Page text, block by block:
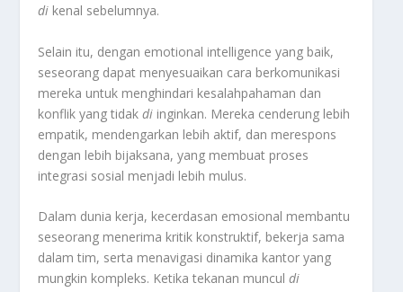
di kenal sebelumnya.
Selain itu, dengan emotional intelligence yang baik,
seseorang dapat menyesuaikan cara berkomunikasi
mereka untuk menghindari kesalahpahaman dan
konflik yang tidakdi inginkan. Mereka cenderung lebih
empatik, mendengarkan lebih aktif, dan merespons
dengan lebih bijaksana, yang membuat proses
integrasi sosial menjadi lebih mulus.
Dalam dunia kerja, kecerdasan emosional membantu
seseorang menerima kritik konstruktif, bekerja sama
dalam tim, serta menavigasi dinamika kantor yang
mungkin kompleks. Ketika tekanan munculdi